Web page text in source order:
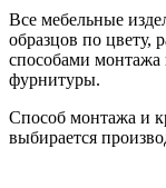
Все мебельные
образцов по цвету,
способами
фурнитуры.
Способ монтажа и
выбирается